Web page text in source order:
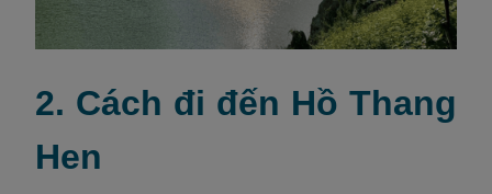
2. Cách đi đến Hồ Thang
Hen